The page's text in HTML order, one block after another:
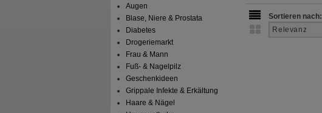
Augen
Blase, Niere & Prostata
Diabetes
Drogeriemarkt
Frau & Mann
Fuß- & Nagelpilz
Geschenkideen
Grippale Infekte & Erkältung
Haare & Nägel
Sortieren nach: